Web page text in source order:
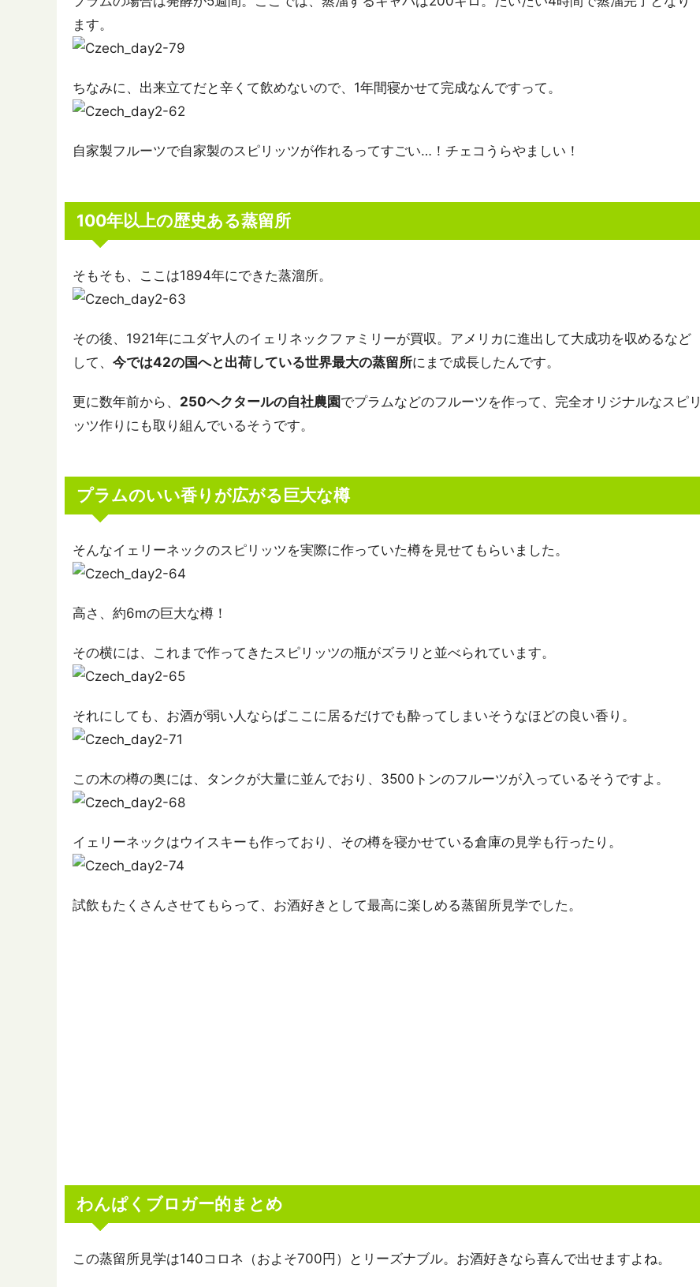
ます。
ちなみに、出来立てだと辛くて飲めないので、1年間寝かせて完成なんですって。
自家製フルーツで自家製のスピリッツが作れるってすごい…！チェコうらやましい！
100年以上の歴史ある蒸留所
そもそも、ここは1894年にできた蒸溜所。
その後、1921年にユダヤ人のイェリネックファミリーが買収。アメリカに進出して大成功を収めるなど
して、 今では42の国へと出荷している世界最大の蒸留所にまで成長したんです。
更に数年前から、 250ヘクタールの自社農園でプラムなどのフルーツを作って、完全オリジナルなスピリ
ッツ作りにも取り組んでいるそうです。
プラムのいい香りが広がる巨大な樽
そんなイェリーネックのスピリッツを実際に作っていた樽を見せてもらいました。
高さ、約6mの巨大な樽！
その横には、これまで作ってきたスピリッツの瓶がズラリと並べられています。
それにしても、お酒が弱い人ならばここに居るだけでも酔ってしまいそうなほどの良い香り。
この木の樽の奥には、タンクが大量に並んでおり、3500トンのフルーツが入っているそうですよ。
イェリーネックはウイスキーも作っており、その樽を寝かせている倉庫の見学も行ったり。
試飲もたくさんさせてもらって、お酒好きとして最高に楽しめる蒸留所見学でした。
わんぱくブロガー的まとめ
この蒸留所見学は140コロネ（およそ700円）とリーズナブル。お酒好きなら喜んで出せますよね。